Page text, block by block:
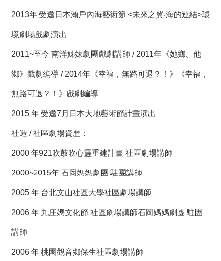
2013年 受邀日本瀨戶內海藝術節 <未來之翼‧海的連結>環
境劇場戲劇演出
2011~至今 南洋姊妹劇團戲劇講師 / 2011年《她鄉、他
鄉》戲劇編導 / 2014年《幸福，無路可退？！》《幸福，
無路可退？！》戲劇編導
2015 年 受邀7月日本大地藝術節計畫演出
社造 / 社區劇場資歷：
2000 年921吹鼓吹心靈重建計畫 社區劇場講師
2000~2015年 石岡媽媽劇團 駐團講師
2005 年 台北文山社區大學社區劇場講師
2006 年 九庄媽文化節 社區劇場講師石岡媽媽劇團 駐團
講師
2006 年 桃園觀音鄉保生社區劇場講師